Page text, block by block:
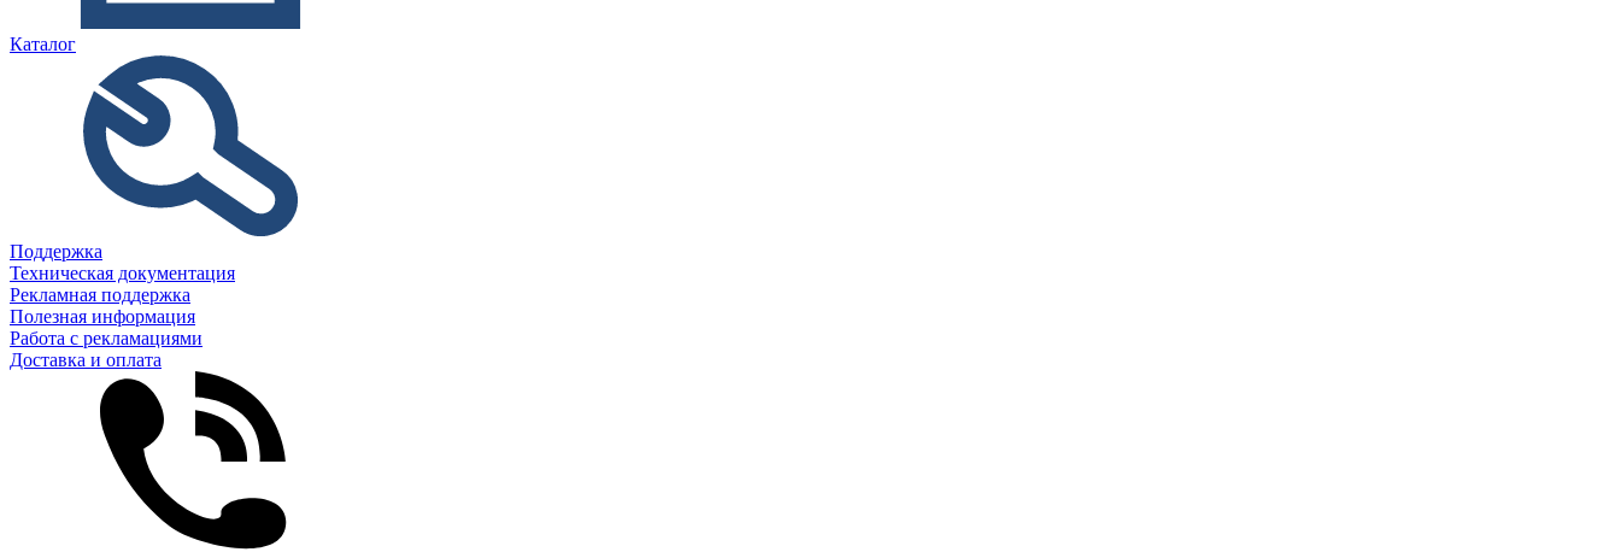
Каталог
Поддержка
Техническая документация
Рекламная поддержка
Полезная информация
Работа с рекламациями
Доставка и оплата